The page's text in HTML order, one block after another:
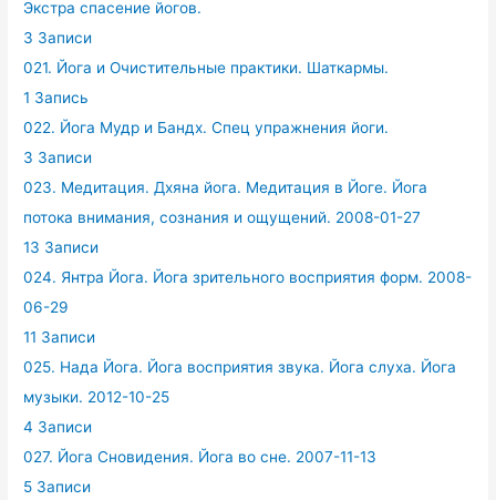
Экстра спасение йогов.
3 Записи
021. Йога и Очистительные практики. Шаткармы.
1 Запись
022. Йога Мудр и Бандх. Спец упражнения йоги.
3 Записи
023. Медитация. Дхяна йога. Медитация в Йоге. Йога
потока внимания, сознания и ощущений. 2008-01-27
13 Записи
024. Янтра Йога. Йога зрительного восприятия форм. 2008-
06-29
11 Записи
025. Нада Йога. Йога восприятия звука. Йога слуха. Йога
музыки. 2012-10-25
4 Записи
027. Йога Сновидения. Йога во сне. 2007-11-13
5 Записи